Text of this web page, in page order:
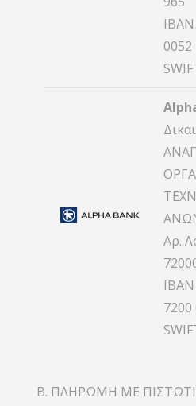
0052
Αρ.
7200
Β. ΠΛΗΡΩΜΗ ΜΕ